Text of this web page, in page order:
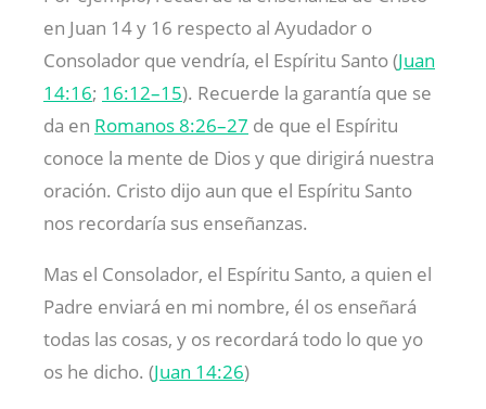
en Juan 14y 16 respecto al Ayudador o
Consolador que vendría, el Espíritu Santo (Juan
14:16; 16:12–15). Recuerde la garantía que se
da en Romanos 8:26–27 de que el Espíritu
conoce la mente de Dios y que dirigirá nuestra
oración. Cristo dijo aun que el Espíritu Santo
nos recordaría sus enseñanzas.
Mas el Consolador, el Espíritu Santo, a quien el
Padre enviará en mi nombre, él os enseñará
todas las cosas, y os recordará todo lo que yo
os he dicho. (Juan 14:26)